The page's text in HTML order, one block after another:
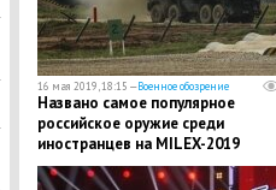
16 мая 2019, 18:15 —Военное обозрение
Названо самое популярное
российское оружие среди
иностранцев на MILEX-2019